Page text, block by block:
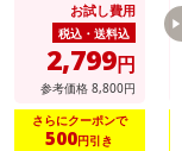
お試し費用
税込・送料込
2,799円
参考価格 8,800円
さらにクーポンで
500円引き